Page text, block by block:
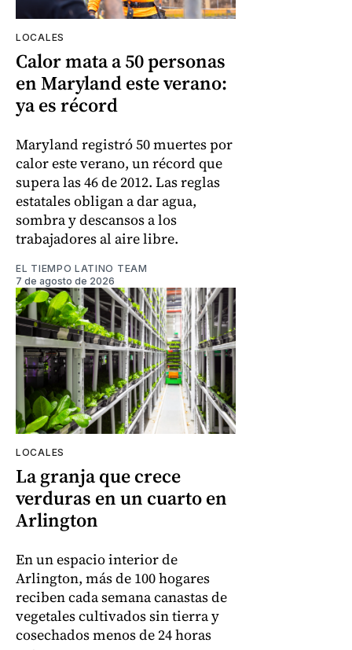
LOCALES
Calor mata a 50 personas
en Maryland este verano:
ya es récord
Maryland registró 50 muertes por
calor este verano, un récord que
supera las 46 de 2012. Las reglas
estatales obligan a dar agua,
sombra y descansos a los
trabajadores al aire libre.
EL TIEMPO LATINO TEAM
7 de agosto de 2026
LOCALES
La granja que crece
verduras en un cuarto en
Arlington
En un espacio interior de
Arlington, más de 100 hogares
reciben cada semana canastas de
vegetales cultivados sin tierra y
cosechados menos de 24 horas